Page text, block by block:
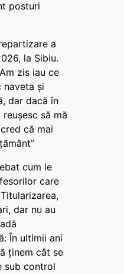
posturi
a
la Sibiu.
zis iau ce
naveta și
dar dacă în
să mă
că mai
cum le
care
dar nu au
În ultimii ani
ținem cât se
sub control